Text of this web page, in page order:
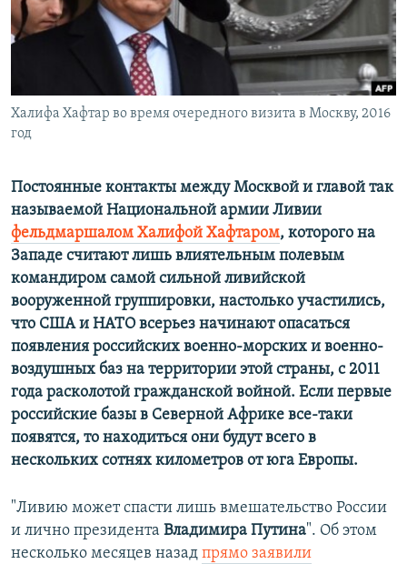
ПОБЕДИТЕЛЕЙ НЕ СУДЯТ?
КРЫМ.НЕПОКОРЕННЫЙ
УКРАИНСКАЯ ПРОБЛЕМА КРЫМА
ПРИСОЕДИНЯЙТЕСЬ!
Все сайты RFE/RL
Халифа Хафтар во время очередного визита в Москву, 2016
год
Постоянные контакты между Москвой и главой так
называемой Национальной армии Ливии
фельдмаршалом Халифой Хафтаром, которого на
Западе считают лишь влиятельным полевым
командиром самой сильной ливийской
вооруженной группировки, настолько участились,
что США и НАТО всерьез начинают опасаться
появления российских военно-морских и военно-
воздушных баз на территории этой страны, с 2011
года расколотой гражданской войной. Если первые
российские базы в Северной Африке все-таки
появятся, то находиться они будут всего в
нескольких сотнях километров от юга Европы.
"Ливию может спасти лишь вмешательство России
и лично президента Владимира Путина". Об этом
несколько месяцев назад прямо заявили